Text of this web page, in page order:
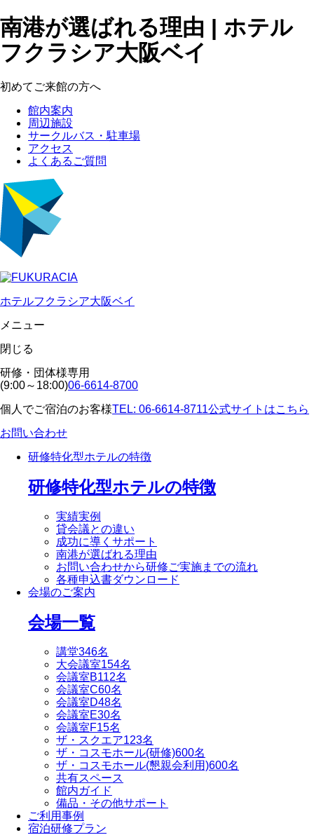
南港が選ばれる理由 | ホテル
フクラシア大阪ベイ
初めてご来館の方へ
館内案内
周辺施設
サークルバス・駐車場
アクセス
よくあるご質問
ホテルフクラシア大阪ベイ
メニュー
閉じる
研修・団体様専用
(9:00～18:00)06-6614-8700
個人でご宿泊のお客様TEL: 06-6614-8711公式サイトはこちら
お問い合わせ
研修特化型ホテルの特徴
研修特化型ホテルの特徴
実績実例
貸会議との違い
成功に導くサポート
南港が選ばれる理由
お問い合わせから研修ご実施までの流れ
各種申込書ダウンロード
会場のご案内
会場一覧
講堂346名
大会議室154名
会議室B112名
会議室C60名
会議室D48名
会議室E30名
会議室F15名
ザ・スクエア123名
ザ・コスモホール(研修)600名
ザ・コスモホール(懇親会利用)600名
共有スペース
館内ガイド
備品・その他サポート
ご利用事例
宿泊研修プラン